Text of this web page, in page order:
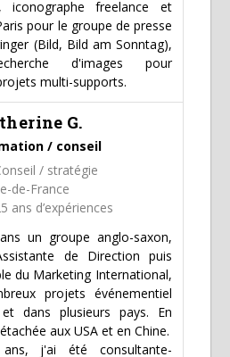
iconographe freelance et
pour le groupe de presse
(Bild, Bild am Sonntag),
d'images pour
multi-supports.
G.
/ conseil
/ stratégie
de-France
ans d’expériences
un groupe anglo-saxon,
de Direction puis
du Marketing International,
projets événementiel
dans plusieurs pays. En
aux USA et en Chine.
j'ai été consultante-